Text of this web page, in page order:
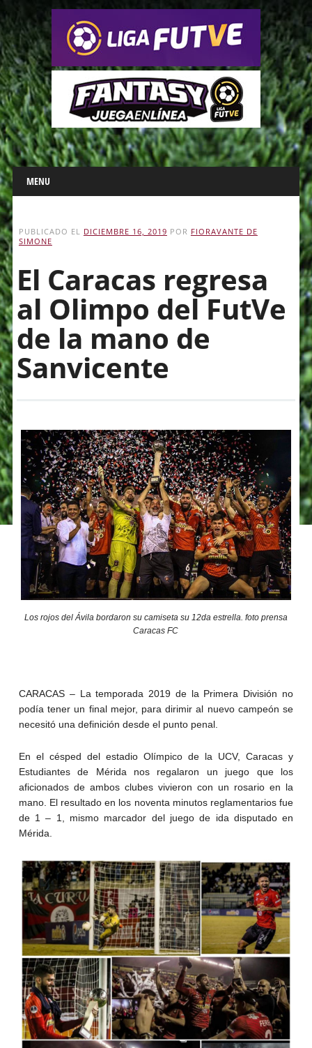
Main menu
Skip
to
content
MENU
PUBLICADO EL DICIEMBRE 16, 2019 POR FIORAVANTE DE
SIMONE
El Caracas regresa
al Olimpo del FutVe
de la mano de
Sanvicente
Los rojos del Ávila bordaron su camiseta su 12da estrella. foto prensa
Caracas FC
CARACAS – La temporada 2019 de la Primera División no
podía tener un final mejor, para dirimir al nuevo campeón se
necesitó una definición desde el punto penal.
En el césped del estadio Olímpico de la UCV, Caracas y
Estudiantes de Mérida nos regalaron un juego que los
aficionados de ambos clubes vivieron con un rosario en la
mano. El resultado en los noventa minutos reglamentarios fue
de 1 – 1, mismo marcador del juego de ida disputado en
Mérida.